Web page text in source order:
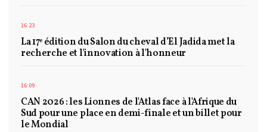
16:23
La 17ᵉ édition du Salon du cheval d’El Jadida met la
recherche et l'innovation à l'honneur
16:09
CAN 2026 : les Lionnes de l'Atlas face à l'Afrique du
Sud pour une place en demi-finale et un billet pour
le Mondial